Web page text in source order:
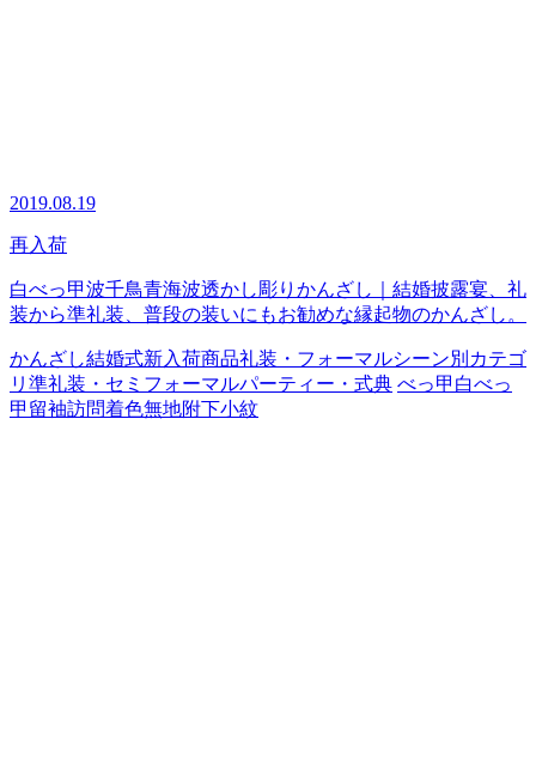
2019.08.19
再入荷
白べっ甲波千鳥青海波透かし彫りかんざし｜結婚披露宴、礼
装から準礼装、普段の装いにもお勧めな縁起物のかんざし。
かんざし結婚式新入荷商品礼装・フォーマルシーン別カテゴ
リ 準礼装・セミフォーマルパーティー・式典 べっ甲 白べっ
甲 留袖訪問着色無地附下小紋